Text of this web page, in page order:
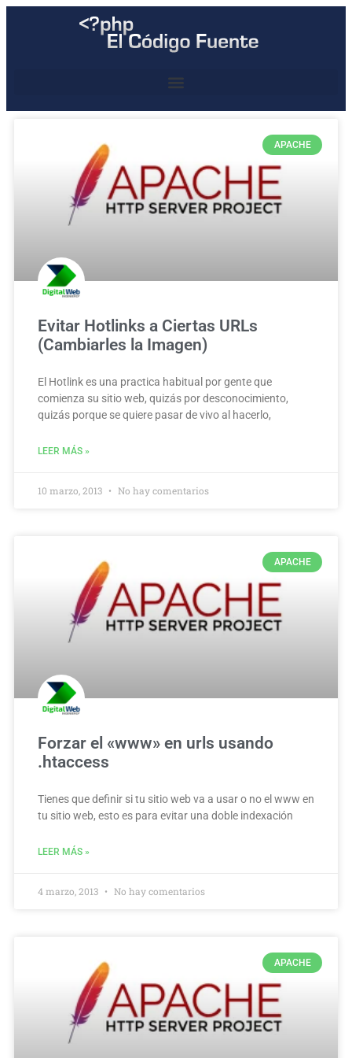
APACHE
Evitar Hotlinks a Ciertas URLs
(Cambiarles la Imagen)
El Hotlink es una practica habitual por gente que
comienza su sitio web, quizás por desconocimiento,
quizás porque se quiere pasar de vivo al hacerlo,
LEER MÁS »
10 marzo, 2013 No hay comentarios
APACHE
Forzar el «www» en urls usando
.htaccess
Tienes que definir si tu sitio web va a usar o no el www en
tu sitio web, esto es para evitar una doble indexación
LEER MÁS »
4 marzo, 2013 No hay comentarios
APACHE